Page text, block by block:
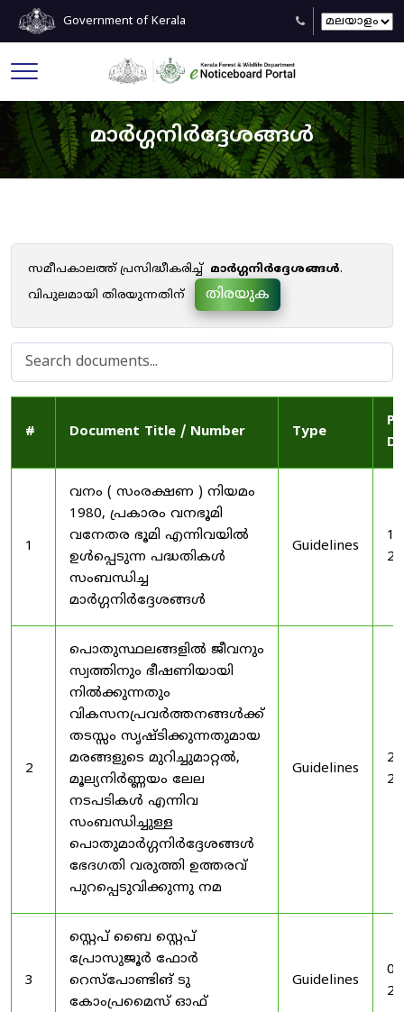
Government of Kerala
മാർഗ്ഗനിർദ്ദേശങ്ങൾ
സമീപകാലത്ത് പ്രസിദ്ധീകരിച്ച് മാർഗ്ഗനിർദ്ദേശങ്ങൾ.
വിപുലമായി തിരയുന്നതിന്
തിരയുക
# Document Title / Number Type
1
വനം ( സംരക്ഷണ ) നിയമം
1980, പ്രകാരം വനഭൂമി
വനേതര ഭൂമി എന്നിവയിൽ
ഉൾപ്പെടുന്ന പദ്ധതികൾ
സംബന്ധിച്ച
മാർഗ്ഗനിർദ്ദേശങ്ങൾ
Guidelines
2
പൊതുസ്ഥലങ്ങളിൽ ജീവനും
സ്വത്തിനും ഭീഷണിയായി
നിൽക്കുന്നതും
വികസനപ്രവർത്തനങ്ങൾക്ക്
തടസ്സം സൃഷ്ടിക്കുന്നതുമായ
മരങ്ങളുടെ മുറിച്ചുമാറ്റൽ,
മൂല്യനിർണ്ണയം ലേല
നടപടികൾ എന്നിവ
സംബന്ധിച്ചുള്ള
പൊതുമാർഗ്ഗനിർദ്ദേശങ്ങൾ
ഭേദഗതി വരുത്തി ഉത്തരവ്
പുറപ്പെടുവിക്കുന്നു നമ
Guidelines
3
സ്റ്റെപ് ബൈ സ്റ്റെപ്
പ്രോസുജൂർ ഫോർ
റെസ്‌പോണ്ടിങ് ടു
കോംപ്രമൈസ് ഓഫ്
Guidelines